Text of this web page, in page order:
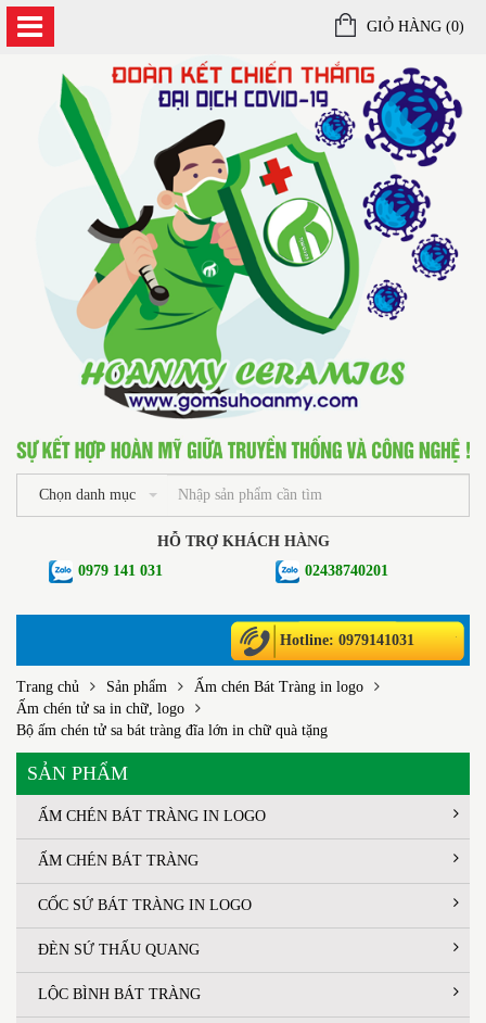
GIỎ HÀNG (0)
Chọn danh mục
HỖ TRỢ KHÁCH HÀNG
0979 141 031
02438740201
Hotline: 0979141031
Trang chủ Sản phẩm
Ấm chén Bát Tràng in logo
Ấm chén tử sa in chữ, logo
Bộ ấm chén tử sa bát tràng đĩa lớn in chữ quà tặng
SẢN PHẨM
ẤM CHÉN BÁT TRÀNG IN LOGO
ẤM CHÉN BÁT TRÀNG
CỐC SỨ BÁT TRÀNG IN LOGO
ĐÈN SỨ THẤU QUANG
LỘC BÌNH BÁT TRÀNG